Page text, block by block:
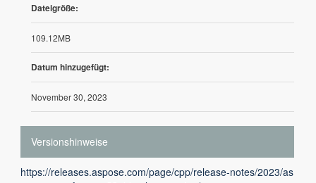
Dateigröße:
109.12MB
Datum hinzugefügt:
November 30, 2023
Versionshinweise
https://releases.aspose.com/page/cpp/release-notes/2023/as